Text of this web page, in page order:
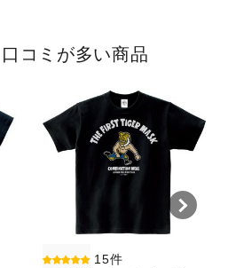
コミが多い商品
15件